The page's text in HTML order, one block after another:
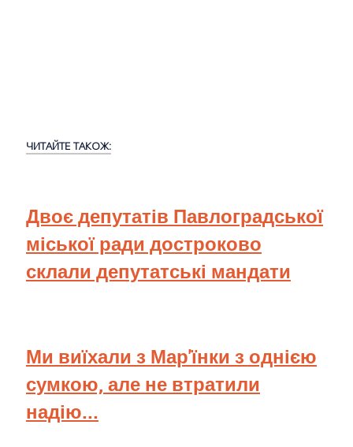
ЧИТАЙТЕ ТАКОЖ:
Двоє депутатів Павлоградської
міської ради достроково
склали депутатські мандати
Ми виїхали з Мар'їнки з однією
сумкою, але не втратили
надію...